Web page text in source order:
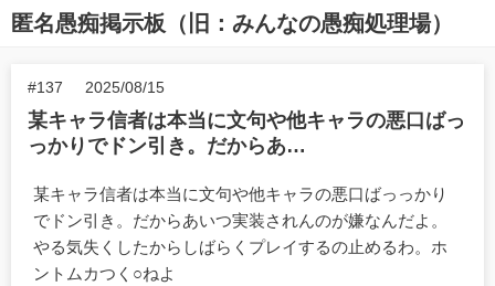
匿名愚痴掲示板（旧：みんなの愚痴処理場）
#137 2025/08/15
某キャラ信者は本当に文句や他キャラの悪口ばっ
っかりでドン引き。だからあ…
某キャラ信者は本当に文句や他キャラの悪口ばっっかり
でドン引き。だからあいつ実装されんのが嫌なんだよ。
やる気失くしたからしばらくプレイするの止めるわ。ホ
ントムカつく○ねよ